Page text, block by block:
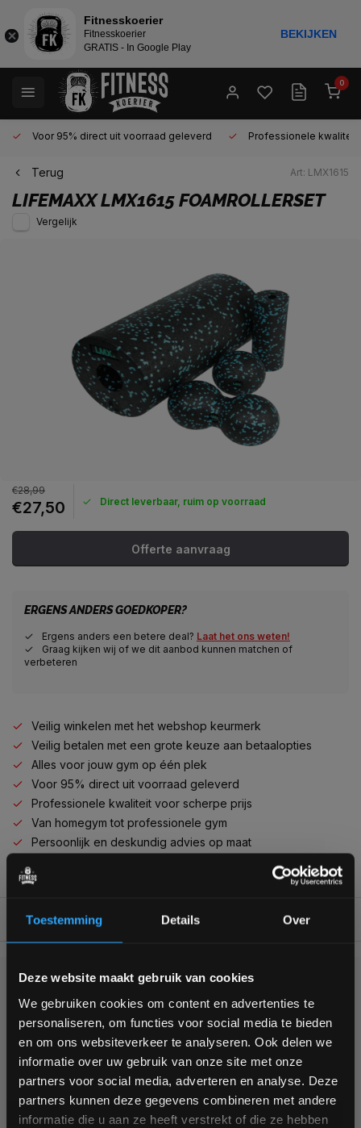
Toestemming Details Over
Deze website maakt gebruik van cookies
We gebruiken cookies om content en advertenties te
personaliseren, om functies voor social media te bieden
en om ons websiteverkeer te analyseren. Ook delen we
informatie over uw gebruik van onze site met onze
partners voor social media, adverteren en analyse. Deze
partners kunnen deze gegevens combineren met andere
informatie die u aan ze heeft verstrekt of die ze hebben
0
Voor 95% direct uit voorraad geleverd Professionele kwaliteit
Terug Art: LMX1615
LIFEMAXXLMX1615 FOAMROLLERSET
Vergelijk
€28,99
€27,50 Direct leverbaar, ruim op voorraad
Offerte aanvraag
ERGENS ANDERS GOEDKOPER?
Ergens anders een betere deal? Laat het ons weten!
Graag kijken wij of we dit aanbod kunnen matchen of
verbeteren
Veilig winkelen met het webshop keurmerk
Veilig betalen met een grote keuze aan betaalopties
Alles voor jouw gym op één plek
Voor 95% direct uit voorraad geleverd
Professionele kwaliteit voor scherpe prijs
Van homegym tot professionele gym
Persoonlijk en deskundig advies op maat
BESCHRIJVING
+31 (0)24 645 1309
Bam! 5% korting op je volgende
Schrijf je in voor onze nieuwsbrief om op de hoogte te
blijven over onze nieuwe producten, deals en meer
interessante info. Ontvang 5% korting op je eerstvolgende
aankoop! 😀
Fitnesskoerier
Fitnesskoerier
GRATIS - In Google Play
BEKIJKEN